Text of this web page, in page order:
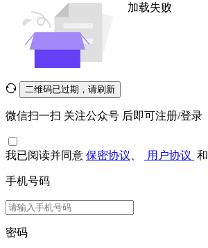
加载失败
二维码已过期，请刷新
微信扫一扫 关注公众号 后即可注册/登录
我已阅读并同意 保密协议 用户协议 和
手机号码
密码